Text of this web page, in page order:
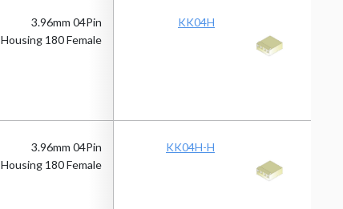
KK04H
3.96mm 04Pin
Housing 180 Female
KK04H-H
3.96mm 04Pin
Housing 180 Female